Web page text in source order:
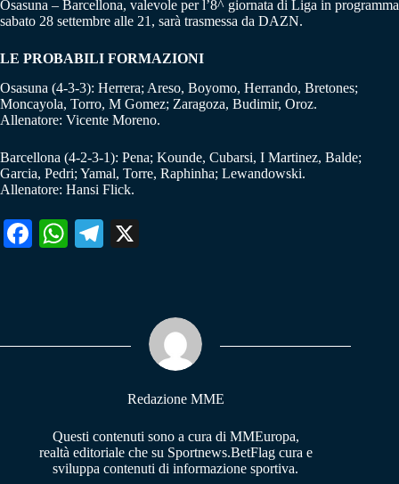
Osasuna – Barcellona, valevole per l’8^ giornata di Liga in programma
sabato 28 settembre alle 21, sarà trasmessa da DAZN.
LE PROBABILI FORMAZIONI
Osasuna (4-3-3): Herrera; Areso, Boyomo, Herrando, Bretones;
Moncayola, Torro, M Gomez; Zaragoza, Budimir, Oroz.
Allenatore: Vicente Moreno.
Barcellona (4-2-3-1): Pena; Kounde, Cubarsi, I Martinez, Balde;
Garcia, Pedri; Yamal, Torre, Raphinha; Lewandowski.
Allenatore: Hansi Flick.
Fa W
pp
Te
m
Redazione MME
Questi contenuti sono a cura di MMEuropa,
realtà editoriale che su Sportnews.BetFlag cura e
sviluppa contenuti di informazione sportiva.